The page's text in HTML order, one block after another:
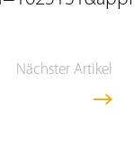
Nächster Artikel